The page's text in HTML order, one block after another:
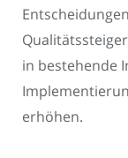
in bestehende
erhöhen.